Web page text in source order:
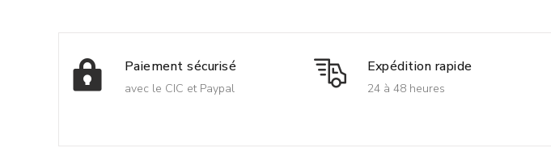
Paiement sécurisé
avec le CIC et Paypal
Expédition rapide
24 à 48 heures